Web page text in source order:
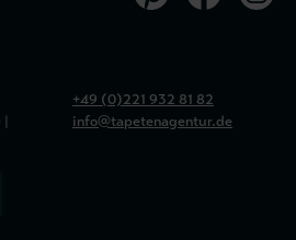
|
+49 (0)221 932 81 82
info@tapetenagentur.de